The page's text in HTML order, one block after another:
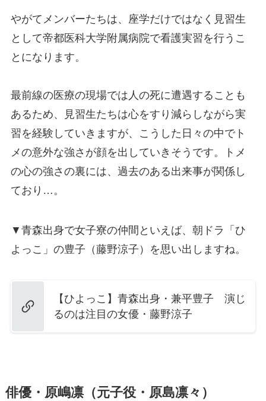
やがてメンバーたちは、座学だけではなく見習生
として帝都医科大学附属病院で看護実習を行うこ
とになります。
最前線の医療の現場では人の死に遭遇することも
あるため、見習生たちは心をすり減らしながら実
習を経験していきますが、こうした日々の中でト
メの意外な強さが顔を出していきそうです。トメ
の心の強さの裏には、過去のある出来事が関係し
ており…。
▼青森出身で女子寮の仲間といえば、朝ドラ「ひ
よっこ」の豊子（藤野涼子）を思い出しますね。
【ひよっこ】青森出身・兼平豊子 演じ
るのは注目の女優・藤野涼子
俳優・原嶋凛（元子役・原島凛々）